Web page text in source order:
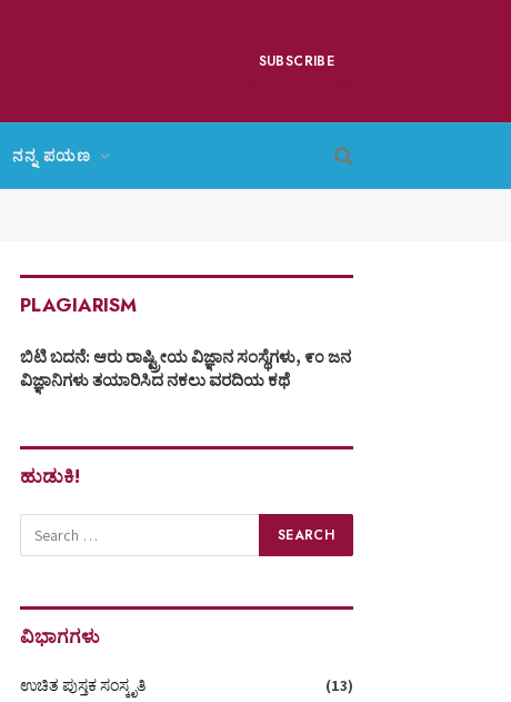
SUBSCRIBE
ನನ್ನ ಪಯಣ
PLAGIARISM
ಬಿಟಿ ಬದನೆ: ಆರು ರಾಷ್ಟ್ರೀಯ ವಿಜ್ಞಾನ ಸಂಸ್ಥೆಗಳು, ೯೦ ಜನ
ವಿಜ್ಞಾನಿಗಳು ತಯಾರಿಸಿದ ನಕಲು ವರದಿಯ ಕಥೆ
ಹುಡುಕಿ!
ವಿಭಾಗಗಳು
ಉಚಿತ ಪುಸ್ತಕ ಸಂಸ್ಕೃತಿ
(13)